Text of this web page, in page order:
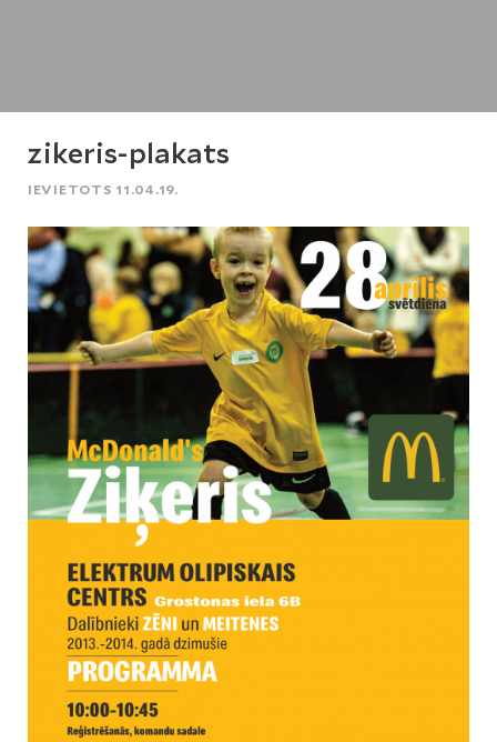
zikeris-plakats
IEVIETOTS 11.04.19.